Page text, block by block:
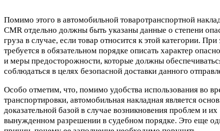
Помимо этого в автомобильной товаротранспортной
CMR отдельно должны быть указаны данные о степени
груза в случае, если товар относится к этой категории. При
требуется в обязательном порядке описать характер
и меры предосторожности, которые должны
соблюдаться в целях безопасной доставки данного
Особо отметим, что, помимо удобства использования во
транспортировки, автомобильная накладная является
доказательной базой в случае возникновения проблем и их
вынужденном разрешении в судебном порядке. Это еще